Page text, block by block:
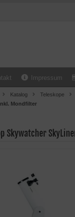
Impressum
Katalog Teleskope
Mondfilter
Skywatcher